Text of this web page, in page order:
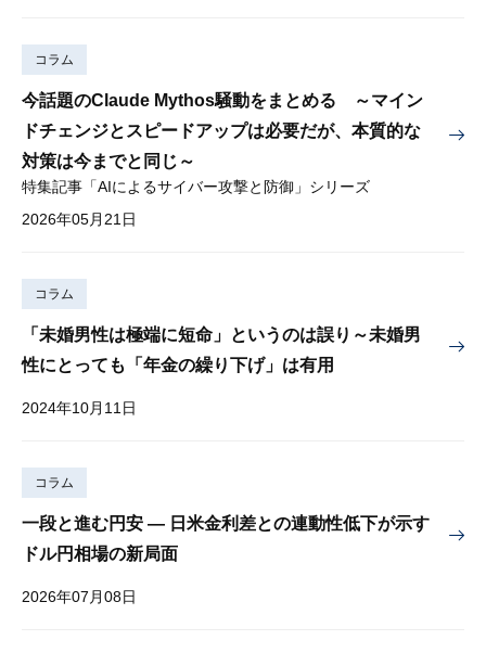
コラム
今話題のClaude Mythos騒動をまとめる ～マイン
ドチェンジとスピードアップは必要だが、本質的な
対策は今までと同じ～
特集記事「AIによるサイバー攻撃と防御」シリーズ
2026年05月21日
コラム
「未婚男性は極端に短命」というのは誤り～未婚男
性にとっても「年金の繰り下げ」は有用
2024年10月11日
コラム
一段と進む円安 — 日米金利差との連動性低下が示す
ドル円相場の新局面
2026年07月08日